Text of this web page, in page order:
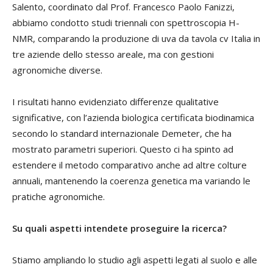
Salento, coordinato dal Prof. Francesco Paolo Fanizzi,
abbiamo condotto studi triennali con spettroscopia H-
NMR, comparando la produzione di uva da tavola cv Italia in
tre aziende dello stesso areale, ma con gestioni
agronomiche diverse.
I risultati hanno evidenziato differenze qualitative
significative, con l’azienda biologica certificata biodinamica
secondo lo standard internazionale Demeter, che ha
mostrato parametri superiori. Questo ci ha spinto ad
estendere il metodo comparativo anche ad altre colture
annuali, mantenendo la coerenza genetica ma variando le
pratiche agronomiche.
Su quali aspetti intendete proseguire la ricerca?
Stiamo ampliando lo studio agli aspetti legati al suolo e alle